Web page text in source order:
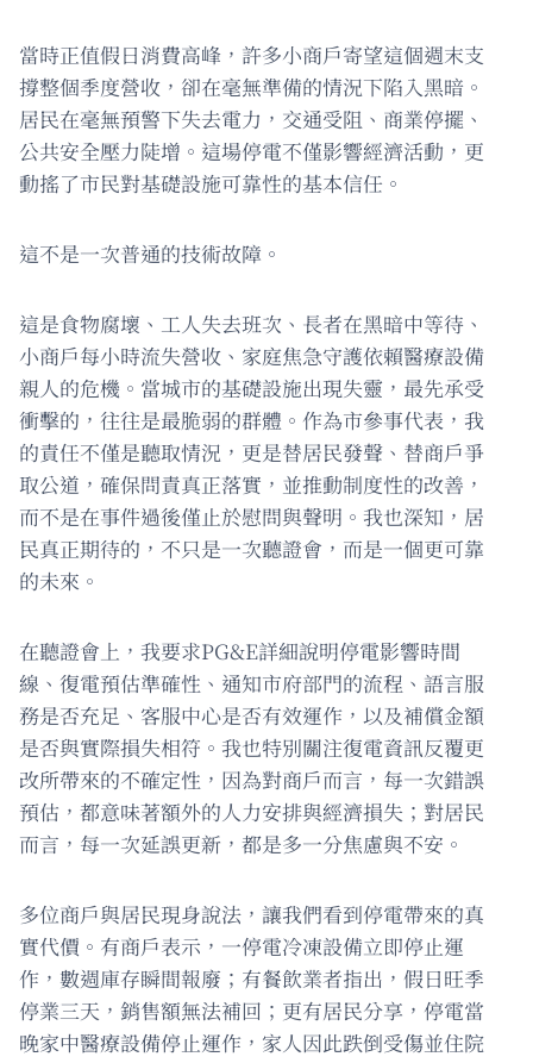
當時正值假日消費高峰，許多小商戶寄望這個週末支
撐整個季度營收，卻在毫無準備的情況下陷入黑暗。
居民在毫無預警下失去電力，交通受阻、商業停擺、
公共安全壓力陡增。這場停電不僅影響經濟活動，更
動搖了市民對基礎設施可靠性的基本信任。
這不是一次普通的技術故障。
這是食物腐壞、工人失去班次、長者在黑暗中等待、
小商戶每小時流失營收、家庭焦急守護依賴醫療設備
親人的危機。當城市的基礎設施出現失靈，最先承受
衝擊的，往往是最脆弱的群體。作為市參事代表，我
的責任不僅是聽取情況，更是替居民發聲、替商戶爭
取公道，確保問責真正落實，並推動制度性的改善，
而不是在事件過後僅止於慰問與聲明。我也深知，居
民真正期待的，不只是一次聽證會，而是一個更可靠
的未來。
在聽證會上，我要求PG&E詳細說明停電影響時間
線、復電預估準確性、通知市府部門的流程、語言服
務是否充足、客服中心是否有效運作，以及補償金額
是否與實際損失相符。我也特別關注復電資訊反覆更
改所帶來的不確定性，因為對商戶而言，每一次錯誤
預估，都意味著額外的人力安排與經濟損失；對居民
而言，每一次延誤更新，都是多一分焦慮與不安。
多位商戶與居民現身說法，讓我們看到停電帶來的真
實代價。有商戶表示，一停電冷凍設備立即停止運
作，數週庫存瞬間報廢；有餐飲業者指出，假日旺季
停業三天，銷售額無法補回；更有居民分享，停電當
晚家中醫療設備停止運作，家人因此跌倒受傷並住院